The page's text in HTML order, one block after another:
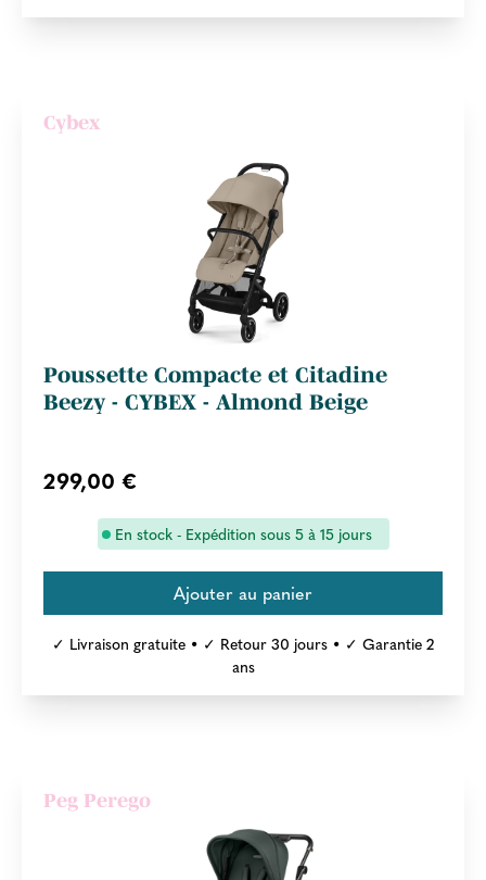
Cybex
Poussette Compacte et Citadine
Beezy - CYBEX - Almond Beige
299,00 €
En stock - Expédition sous 5 à 15 jours
✓ Livraison gratuite • ✓ Retour 30 jours • ✓ Garantie 2
ans
Peg Perego